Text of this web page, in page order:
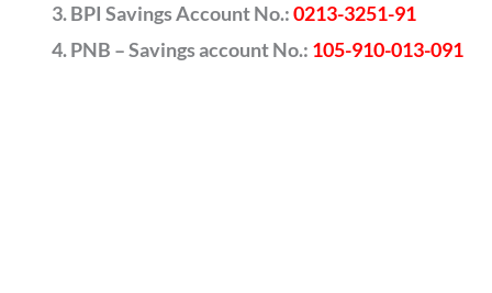
BPI Savings Account No.:0213-3251-91
PNB – Savings account No.: 105-910-013-091